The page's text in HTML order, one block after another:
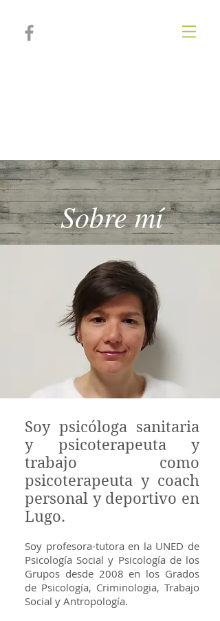
Sobre mí
Soy psicóloga sanitaria
y psicoterapeuta y
trabajo como
psicoterapeuta y coach
personal y deportivo en
Lugo.
Soy profesora-tutora en la UNED de
Psicología Social y Psicología de los
Grupos desde 2008 en los Grados
de Psicología, Criminologia, Trabajo
Social y Antropología.